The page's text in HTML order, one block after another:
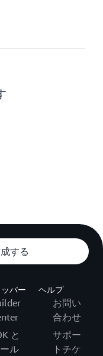
する
パー
と
ル
ヘルプ
お問い
合わせ
サポー
トチケ